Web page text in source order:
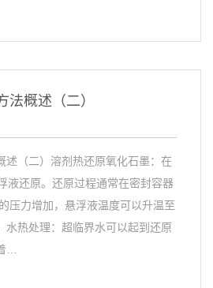
法概述（二）
述（二）溶剂热还原氧化石墨：在
液还原。还原过程通常在密封容器
压力增加，悬浮液温度可以升温至
水热处理：超临界水可以起到还原
…